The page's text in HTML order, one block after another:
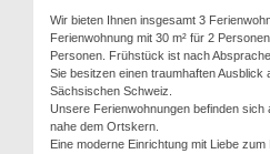
Wir bieten Ihnen insgesamt 3
Ferienwohnung mit 30 m² für 2
Personen. Frühstück ist nach
Sie besitzen einen traumhaften
Sächsischen Schweiz.
Unsere Ferienwohnungen befinden sich
nahe dem Ortskern.
Eine moderne Einrichtung mit Liebe